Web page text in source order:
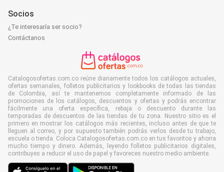
Socios
¿Te interesaría ser socio?
Contáctanos
Catalogosofertas.com.co reúne diariamente todos los catálogos actuales,
ofertas semanales, folletos publicitarios y lookbooks de todas las tiendas
de Colombia, así te mantenemos completamente informado de las
promociones de los catálogos, descuentos y ofertas y podrás encontrar
fácilmente una oferta específica, rebaja o descuento durante las
temporadas de descuentos de las tiendas de tu zona. Nuestro sitio es el
primero en mostrar los catálogos más recientes, incluso antes de que te
lleguen al correo, y por supuesto también podrás verlos desde tu trabajo,
escuela o tienda. Coloca Catalogosofertas.com.co en tus favoritos y ahorra
mucho tiempo y dinero. Además, leyendo folletos publicitarios digitales,
contribuyes a reducir el uso de papel y favoreces nuestro medio ambiente.